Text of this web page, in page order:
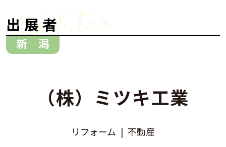
出展者
Exhibitor
新 潟
（株）ミツキ工業
リフォーム 不動産